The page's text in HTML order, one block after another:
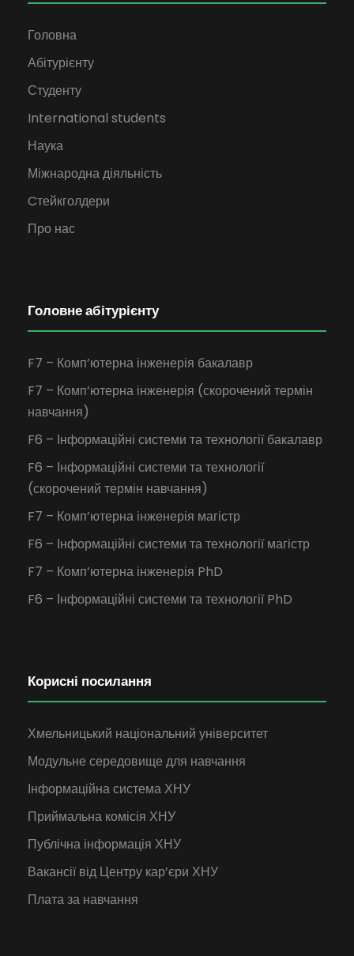
Головна
Абітурієнту
Студенту
International students
Наука
Міжнародна діяльність
Cтейкголдери
Про нас
Головне абітурієнту
F7 – Комп’ютерна інженерія бакалавр
F7 – Комп’ютерна інженерія (скорочений термін
навчання)
F6 – Інформаційні системи та технології бакалавр
F6 – Інформаційні системи та технології
(скорочений термін навчання)
F7 – Комп’ютерна інженерія магістр
F6 – Інформаційні системи та технології магістр
F7 – Комп’ютерна інженерія PhD
F6 – Інформаційні системи та технології PhD
Корисні посилання
Хмельницький національний університет
Модульне середовище для навчання
Інформаційна система ХНУ
Приймальна комісія ХНУ
Публічна інформація ХНУ
Вакансії від Центру кар’єри ХНУ
Плата за навчання